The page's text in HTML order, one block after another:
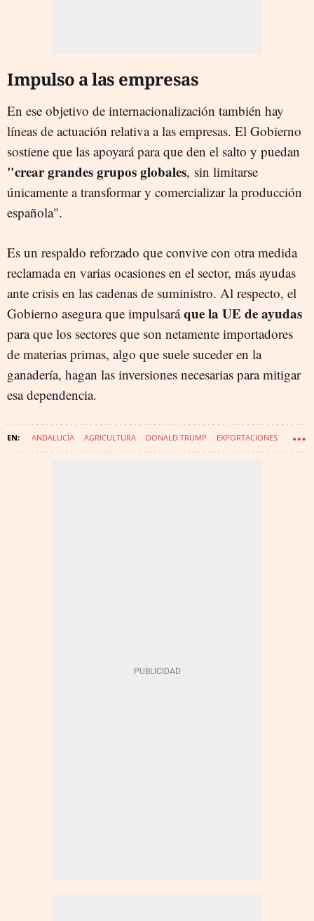
Impulso a las empresas
En ese objetivo de internacionalización también hay
líneas de actuación relativa a las empresas. El Gobierno
sostiene que las apoyará para que den el salto y puedan
"crear grandes grupos globales, sin limitarse
únicamente a transformar y comercializar la producción
española".
Es un respaldo reforzado que convive con otra medida
reclamada en varias ocasiones en el sector, más ayudas
ante crisis en las cadenas de suministro. Al respecto, el
Gobierno asegura que impulsaráque la UE de ayudas
para que los sectores que son netamente importadores
de materias primas, algo que suele suceder en la
ganadería, hagan las inversiones necesarias para mitigar
esa dependencia.
ANDALUCÍA AGRICULTURA DONALD TRUMP EXPORTACIONES